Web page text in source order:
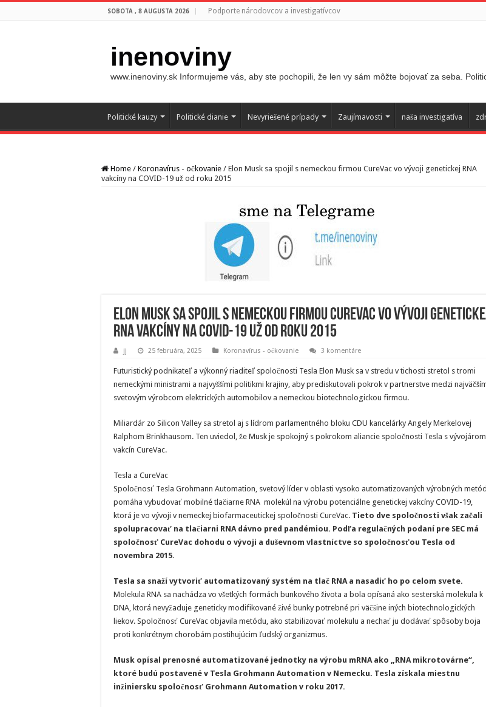
SOBOTA , 8 AUGUSTA 2026 Podporte národovcov a investigatívcov
inenoviny
www.inenoviny.sk Informujeme vás, aby ste pochopili, že len vy sám môžte bojovať za seba.
Politické kauzy Politické dianie Nevyriešené prípady Zaujímavosti naša investigatíva
Home / Koronavírus - očkovanie / Elon Musk sa spojil s nemeckou firmou CureVac vo vývoji genetickej RNA
vakcíny na COVID-19 už od roku 2015
Elon Musk sa spojil s nemeckou firmou CureVac vo vývoji
RNA vakcíny na COVID-19 už od roku 2015
jj 25 februára, 2025 Koronavírus - očkovanie 3 komentáre
Futuristický podnikateľ a výkonný riaditeľ spoločnosti Tesla Elon Musk sa v stredu v tichosti stretol s tromi
nemeckými ministrami a najvyššími politikmi krajiny, aby prediskutovali pokrok v partnerstve medzi
svetovým výrobcom elektrických automobilov a nemeckou biotechnologickou firmou.
Miliardár zo Silicon Valley sa stretol aj s lídrom parlamentného bloku CDU kancelárky Angely Merkelovej
Ralphom Brinkhausom. Ten uviedol, že Musk je spokojný s pokrokom aliancie spoločnosti Tesla s vývojárom
vakcín CureVac.
Tesla a CureVac
Spoločnosť Tesla Grohmann Automation, svetový líder v oblasti vysoko automatizovaných výrobných
pomáha vybudovať mobilné tlačiarne RNA molekúl na výrobu potenciálne genetickej vakcíny COVID-19,
ktorá je vo vývoji v nemeckej biofarmaceutickej spoločnosti CureVac. Tieto dve spoločnosti však začali
spolupracovať na tlačiarni RNA dávno pred pandémiou. Podľa regulačných podaní pre SEC má
spoločnosť CureVac dohodu o vývoji a duševnom vlastníctve so spoločnosťou Tesla od
novembra 2015.
Tesla sa snaží vytvoriť automatizovaný systém na tlač RNA a nasadiť ho po celom svete.
Molekula RNA sa nachádza vo všetkých formách bunkového života a bola opísaná ako sesterská molekula k
DNA, ktorá nevyžaduje geneticky modifikované živé bunky potrebné pri väčšine iných biotechnologických
liekov. Spoločnosť CureVac objavila metódu, ako stabilizovať molekulu a nechať ju dodávať spôsoby boja
proti konkrétnym chorobám postihujúcim ľudský organizmus.
Musk opísal prenosné automatizované jednotky na výrobu mRNA ako „RNA mikrotovárne“,
ktoré budú postavené v Tesla Grohmann Automation v Nemecku. Tesla získala miestnu
inžiniersku spoločnosť Grohmann Automation v roku 2017.